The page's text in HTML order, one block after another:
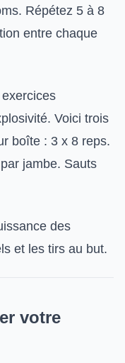
Répétez 5 à 8
entre chaque
Voici trois
boîte : 3 x 8 reps.
jambe. Sauts
des
et les tirs au but.
votre